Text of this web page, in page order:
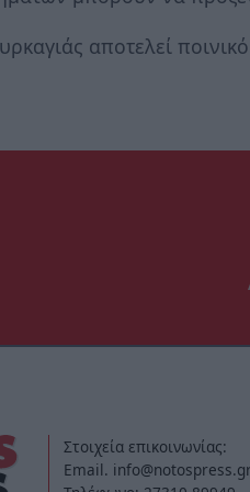
αποτελεί
Στοιχεία επικοινωνίας:
Email. info@notospress.gr